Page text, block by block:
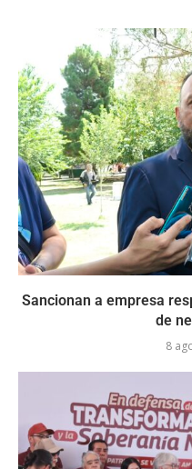
Sancionan a empresa
de
8